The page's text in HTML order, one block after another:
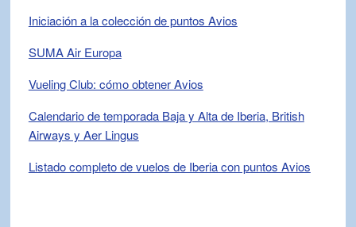
Iniciación a la colección de puntos Avios
SUMA Air Europa
Vueling Club: cómo obtener Avios
Calendario de temporada Baja y Alta de Iberia, British
Airways y Aer Lingus
Listado completo de vuelos de Iberia con puntos Avios